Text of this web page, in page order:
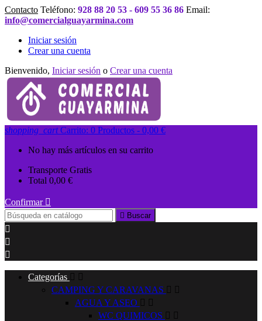
Contacto Teléfono: 928 88 20 53 - 609 55 36 86 Email:
info@comercialguayarmina.com
Iniciar sesión
Crear una cuenta
Bienvenido, Iniciar sesión o Crear una cuenta
shopping_cart Carrito: 0 Productos - 0,00 €
No hay más artículos en su carrito
Transporte Gratis
Total 0,00 €
Confirmar 
 Buscar



Categorías  
CAMPING Y CARAVANAS  
AGUA Y ASEO  
WC QUIMICOS  